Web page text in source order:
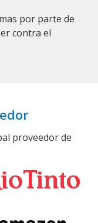
por parte de
contra el
proveedor de